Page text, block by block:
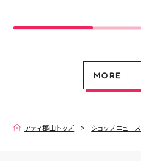
MORE
MORE
アティ郡山トップ ショップニュース